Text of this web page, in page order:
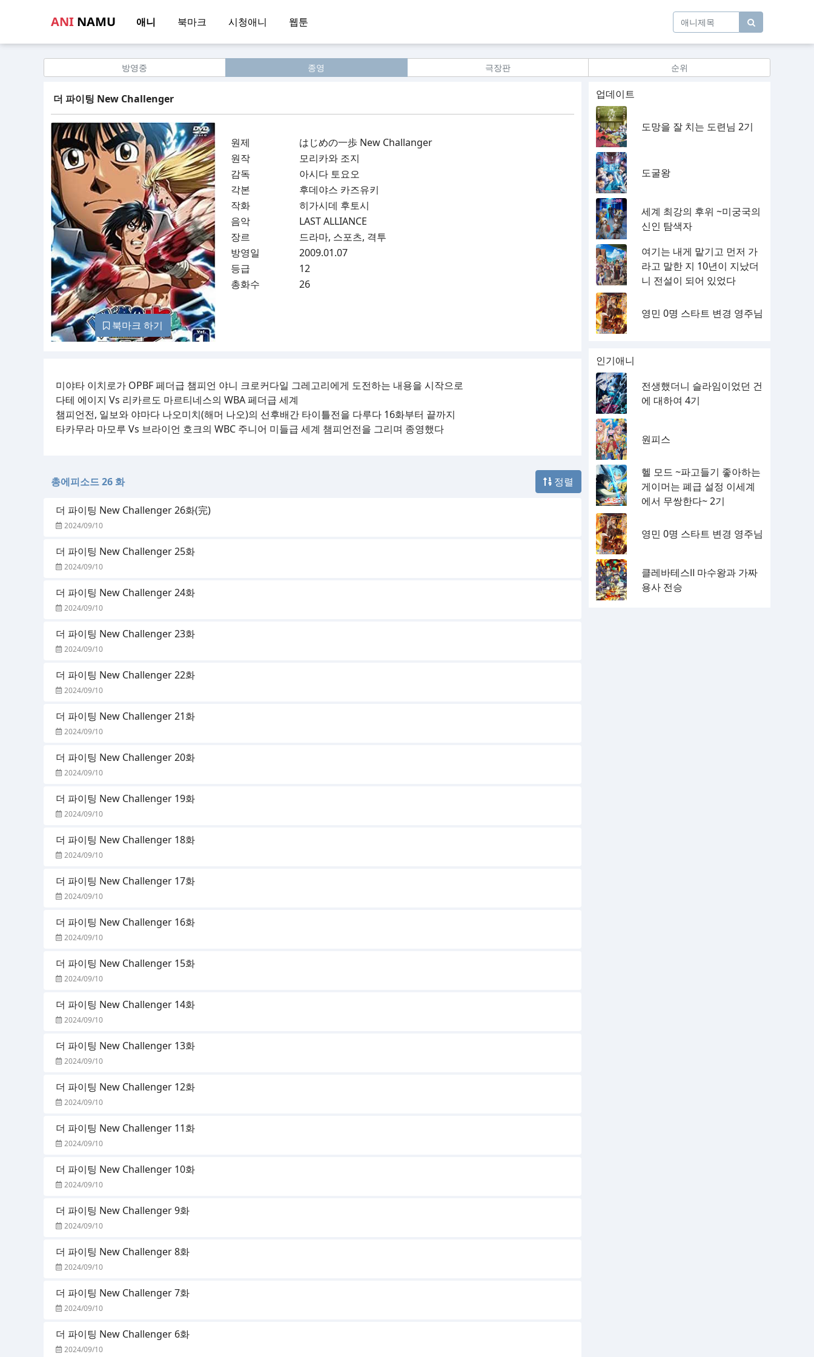
ANI NAMU 애니 북마크 시청애니 웹툰
방영중 종영 극장판 순위
더 파이팅 New Challenger
북마크 하기
원제
はじめの一歩 New Challanger
원작
모리카와 조지
감독
아시다 토요오
각본
후데야스 카즈유키
작화
히가시데 후토시
음악
LAST ALLIANCE
장르
드라마, 스포츠, 격투
방영일
2009.01.07
등급
12
총화수
26
미야타 이치로가 OPBF 페더급 챔피언 야니 크로커다일 그레고리에게 도전하는 내용을 시작으로
다테 에이지 Vs 리카르도 마르티네스의 WBA 페더급 세계
챔피언전, 일보와 야마다 나오미치(해머 나오)의 선후배간 타이틀전을 다루다 16화부터 끝까지
타카무라 마모루 Vs 브라이언 호크의 WBC 주니어 미들급 세계 챔피언전을 그리며 종영했다
총에피소드 26 화 정렬
더 파이팅 New Challenger 26화(完)
2024/09/10
더 파이팅 New Challenger 25화
2024/09/10
더 파이팅 New Challenger 24화
2024/09/10
더 파이팅 New Challenger 23화
2024/09/10
더 파이팅 New Challenger 22화
2024/09/10
더 파이팅 New Challenger 21화
2024/09/10
더 파이팅 New Challenger 20화
2024/09/10
더 파이팅 New Challenger 19화
2024/09/10
더 파이팅 New Challenger 18화
2024/09/10
더 파이팅 New Challenger 17화
2024/09/10
더 파이팅 New Challenger 16화
2024/09/10
더 파이팅 New Challenger 15화
2024/09/10
더 파이팅 New Challenger 14화
2024/09/10
더 파이팅 New Challenger 13화
2024/09/10
더 파이팅 New Challenger 12화
2024/09/10
더 파이팅 New Challenger 11화
2024/09/10
더 파이팅 New Challenger 10화
2024/09/10
더 파이팅 New Challenger 9화
2024/09/10
더 파이팅 New Challenger 8화
2024/09/10
더 파이팅 New Challenger 7화
2024/09/10
더 파이팅 New Challenger 6화
2024/09/10
업데이트
도망을 잘 치는 도련님 2기
도굴왕
세계 최강의 후위 ~미궁국의
신인 탐색자
여기는 내게 맡기고 먼저 가
라고 말한 지 10년이 지났더
니 전설이 되어 있었다
영민 0명 스타트 변경 영주님
인기애니
전생했더니 슬라임이었던 건
에 대하여 4기
원피스
헬 모드 ~파고들기 좋아하는
게이머는 폐급 설정 이세계
에서 무쌍한다~ 2기
영민 0명 스타트 변경 영주님
클레바테스Ⅱ 마수왕과 가짜
용사 전승